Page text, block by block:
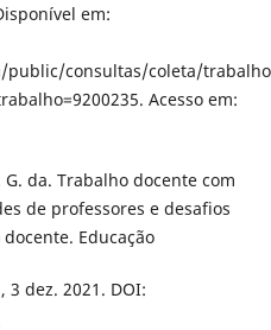
em:
consultas/coleta/
Acesso em:
G. da. Trabalho docente com
de professores e desafios
Educação
3 dez. 2021. DOI: